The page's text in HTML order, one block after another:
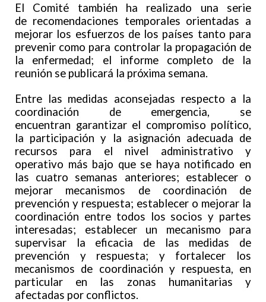
El Comité también ha realizado una serie
de recomendaciones temporales orientadas a
mejorar los esfuerzos de los países tanto para
prevenir como para controlar la propagación de
la enfermedad; el informe completo de la
reunión se publicará la próxima semana.
Entre las medidas aconsejadas respecto a la
coordinación de emergencia, se
encuentran garantizar el compromiso político,
la participación y la asignación adecuada de
recursos para el nivel administrativo y
operativo más bajo que se haya notificado en
las cuatro semanas anteriores; establecer o
mejorar mecanismos de coordinación de
prevención y respuesta; establecer o mejorar la
coordinación entre todos los socios y partes
interesadas; establecer un mecanismo para
supervisar la eficacia de las medidas de
prevención y respuesta; y fortalecer los
mecanismos de coordinación y respuesta, en
particular en las zonas humanitarias y
afectadas por conflictos.